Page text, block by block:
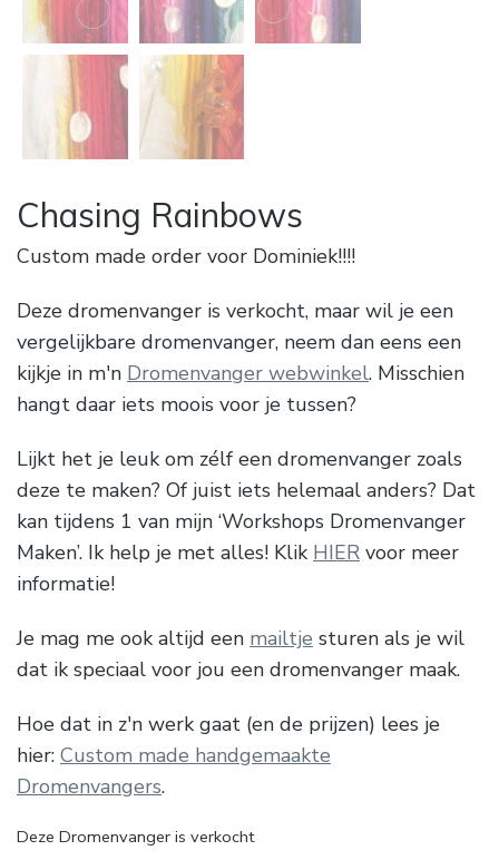
Chasing Rainbows
Custom made order voor Dominiek!!!!
Deze dromenvanger is verkocht, maar wil je een
vergelijkbare dromenvanger, neem dan eens een
kijkje in m'n Dromenvanger webwinkel. Misschien
hangt daar iets moois voor je tussen?
Lijkt het je leuk om zélf een dromenvanger zoals
deze te maken? Of juist iets helemaal anders? Dat
kan tijdens 1 van mijn ‘Workshops Dromenvanger
Maken’. Ik help je met alles! Klik HIER voor meer
informatie!
Je mag me ook altijd een mailtje sturen als je wil
dat ik speciaal voor jou een dromenvanger maak.
Hoe dat in z'n werk gaat (en de prijzen) lees je
hier: Custom made handgemaakte
Dromenvangers.
Deze Dromenvanger is verkocht